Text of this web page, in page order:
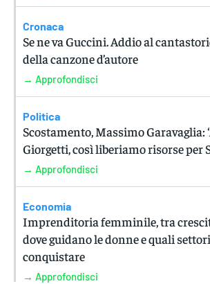
Cronaca
Se ne va Guccini. Addio al
della canzone d’autore
→ Approfondisci
Politica
Scostamento, Massimo Garavaglia:
Giorgetti, così liberiamo risorse per
→ Approfondisci
Economia
Imprenditoria femminile, tra
dove guidano le donne e quali
conquistare
→ Approfondisci